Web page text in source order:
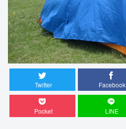
Twitter Facebook
Pocket LINE